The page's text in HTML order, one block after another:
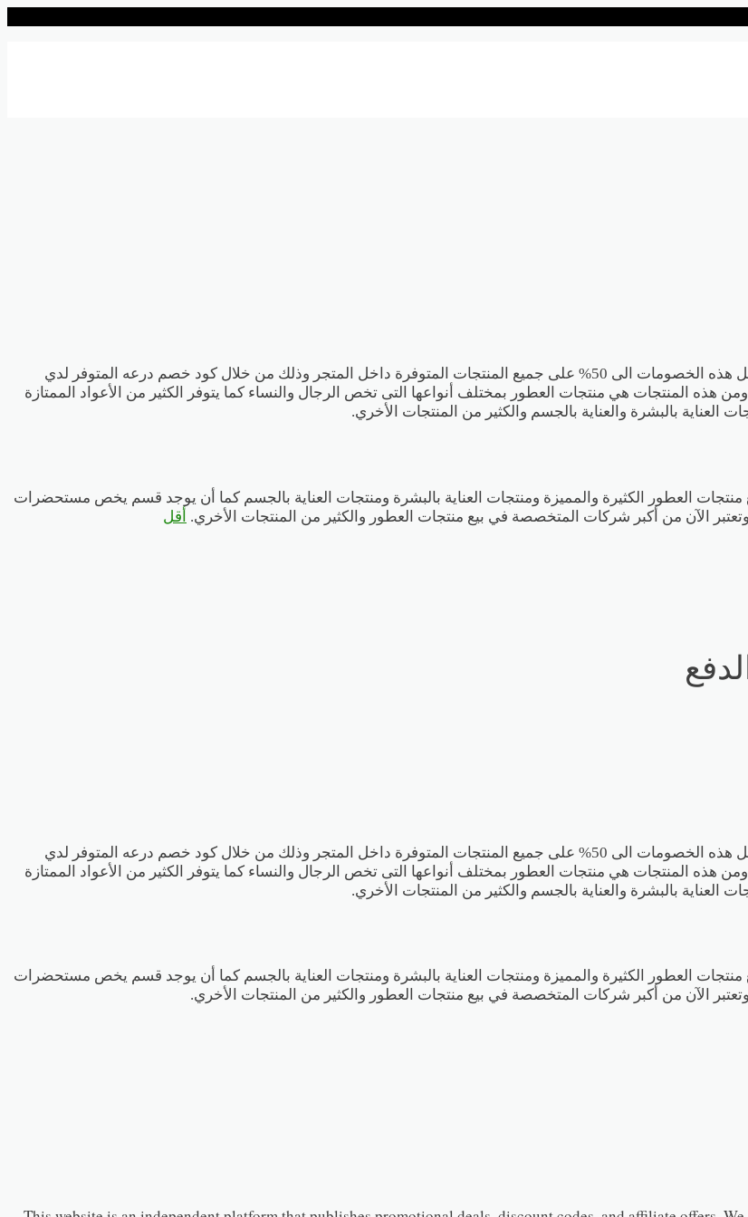
يقدم لكم متجر درعة الكثير من العروض والخصومات التى تخص المتجر وتصل هذه الخصومات الى 50% على جميع المنتجات المتوفرة داخل المتجر وذلك من خلال كود خصم درعه المتوفر لدي
هذه المنتجات هي منتجات العطور بمختلف أنواعها التى تخص الرجال والنساء كما يتوفر الكثير من الأعواد الممتازة
بالبشرة والعناية بالجسم والكثير من المنتجات الأخري.
العطور الكثيرة والمميزة ومنتجات العناية بالبشرة ومنتجات العناية بالجسم كما أن يوجد قسم يخص مستحضرات
وتعتبر الآن من أكبر شركات المتخصصة في بيع منتجات العطور والكثير من المنتجات الأخري. أقل
يقدم لكم متجر درعة الكثير من العروض والخصومات التى تخص المتجر وتصل هذه الخصومات الى 50% على جميع المنتجات المتوفرة داخل المتجر وذلك من خلال كود خصم درعه المتوفر لدي
هذه المنتجات هي منتجات العطور بمختلف أنواعها التى تخص الرجال والنساء كما يتوفر الكثير من الأعواد الممتازة
بالبشرة والعناية بالجسم والكثير من المنتجات الأخري.
العطور الكثيرة والمميزة ومنتجات العناية بالبشرة ومنتجات العناية بالجسم كما أن يوجد قسم يخص مستحضرات
وتعتبر الآن من أكبر شركات المتخصصة في بيع منتجات العطور والكثير من المنتجات الأخري.